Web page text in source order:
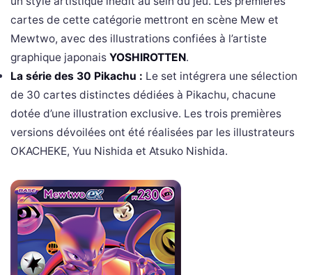
cartes de cette catégorie mettront en scène Mew et
Mewtwo, avec des illustrations confiées à l’artiste
graphique japonais YOSHIROTTEN.
La série des 30 Pikachu : Le set intégrera une sélection
de 30 cartes distinctes dédiées à Pikachu, chacune
dotée d’une illustration exclusive. Les trois premières
versions dévoilées ont été réalisées par les illustrateurs
OKACHEKE, Yuu Nishida et Atsuko Nishida.